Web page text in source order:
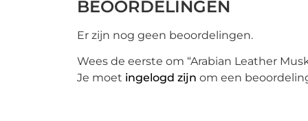
BEOORDELINGEN
Er zijn nog geen beoordelingen.
Wees de eerste om “Arabian Leather
Je moet ingelogd zijn om een